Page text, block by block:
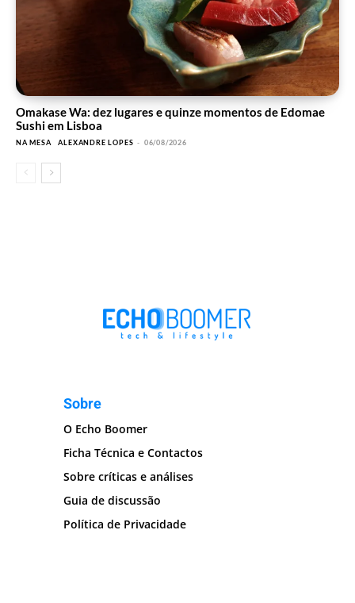
Omakase Wa: dez lugares e quinze momentos de Edomae
Sushi em Lisboa
NA MESA ALEXANDRE LOPES - 06/08/2026
Sobre
O Echo Boomer
Ficha Técnica e Contactos
Sobre críticas e análises
Guia de discussão
Política de Privacidade